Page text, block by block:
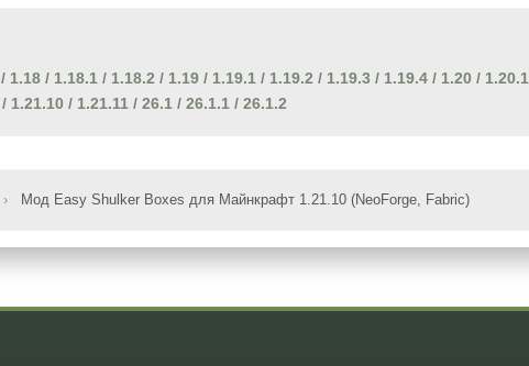
/ 1.18 / 1.18.1 / 1.18.2 / 1.19 / 1.19.1 / 1.19.2 / 1.19.3 / 1.19.4 / 1.20 / 1.20.1
/ 1.21.10 / 1.21.11 / 26.1 / 26.1.1 / 26.1.2
› Мод Easy Shulker Boxes для Майнкрафт 1.21.10 (NeoForge, Fabric)